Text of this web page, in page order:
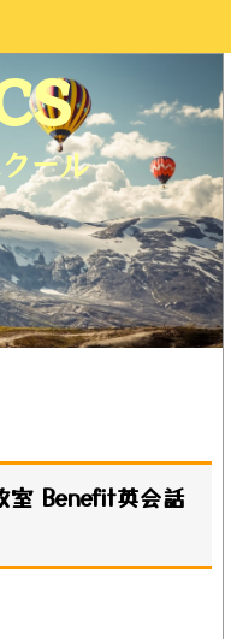
ール
室 Benefit英会話